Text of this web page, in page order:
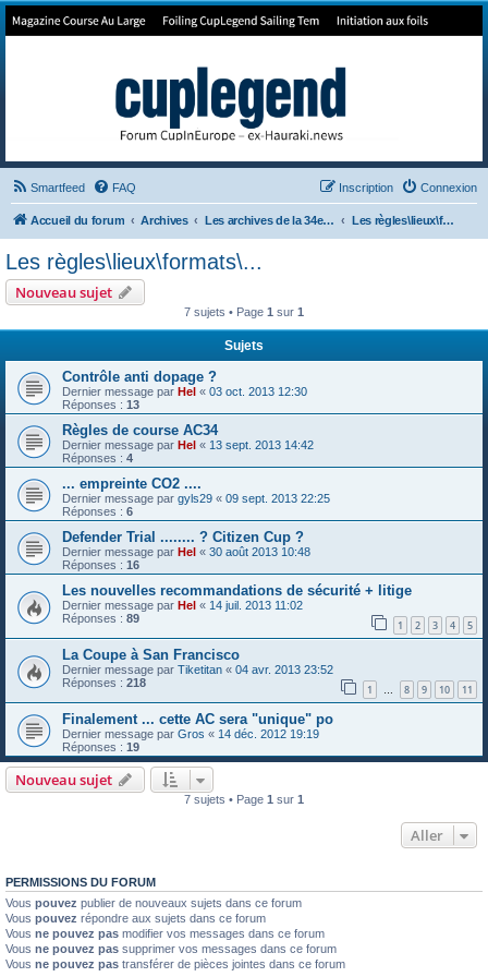
Forum de Cup In Europe
Smartfeed FAQ Connexion
Inscription
Accueil du forum Archives Les archives de la 34e America's Cup Les règles\lieux\formats\...
Les règles\lieux\formats\...
Nouveau sujet
7 sujets • Page 1 sur 1
Sujets
Contrôle anti dopage ?
Dernier message par Hel « 03 oct. 2013 12:30
Réponses : 13
Règles de course AC34
Dernier message par Hel « 13 sept. 2013 14:42
Réponses : 4
... empreinte CO2 ....
Dernier message par gyls29 « 09 sept. 2013 22:25
Réponses : 6
Defender Trial ........ ? Citizen Cup ?
Dernier message par Hel « 30 août 2013 10:48
Réponses : 16
Les nouvelles recommandations de sécurité + litige
Dernier message par Hel « 14 juil. 2013 11:02
Réponses : 89 1 2 3 4 5
La Coupe à San Francisco
Dernier message par Tiketitan « 04 avr. 2013 23:52
Réponses : 218 1 … 8 9 10 11
Finalement ... cette AC sera "unique" po
Dernier message par Gros « 14 déc. 2012 19:19
Réponses : 19
Nouveau sujet
7 sujets • Page 1 sur 1
Aller
PERMISSIONS DU FORUM
Vous pouvez publier de nouveaux sujets dans ce forum
Vous pouvez répondre aux sujets dans ce forum
Vous ne pouvez pas modifier vos messages dans ce forum
Vous ne pouvez pas supprimer vos messages dans ce forum
Vous ne pouvez pas transférer de pièces jointes dans ce forum